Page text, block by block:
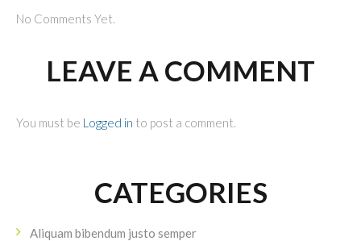
No Comments Yet.
LEAVE A COMMENT
You must be Logged in to post a comment.
CATEGORIES
Aliquam bibendum justo semper